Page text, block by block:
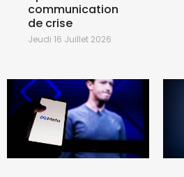
communication
de crise
Jeudi 16 Juillet 2026